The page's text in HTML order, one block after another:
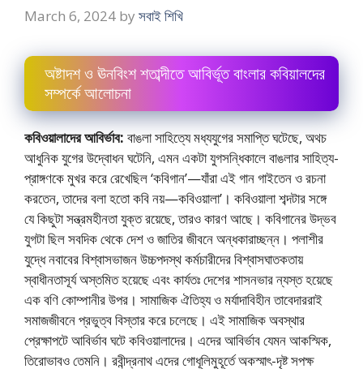
March 6, 2024 by সবাই শিখি
অষ্টাদশ ও ঊনবিংশ শতাব্দীতে আবির্ভূত বাংলার কবিয়ালদের
সম্পর্কে আলােচনা
কবিওয়ালাদের আবির্ভাব: বাঙলা সাহিত্যে মধ্যযুগের সমাপ্তি ঘটেছে, অথচ
আধুনিক যুগের উদ্বোধন ঘটেনি, এমন একটা যুগসন্ধিকালে বাঙলার সাহিত্য-
প্রাঙ্গণকে মুখর করে রেখেছিল ‘কবিগান’—যাঁরা এই গান গাইতেন ও রচনা
করতেন, তাদের বলা হতাে কবি নয়—কবিওয়ালা’। কবিওয়ালা শব্দটার সঙ্গে
যে কিছুটা সন্ত্রমহীনতা যুক্ত রয়েছে, তারও কারণ আছে। কবিগানের উদ্ভব
যুগটা ছিল সবদিক থেকে দেশ ও জাতির জীবনে অন্ধকারাচ্ছন্ন। পলাশীর
যুদ্ধে নবাবের বিশ্বাসভাজন উচ্চপদস্থ কর্মচারীদের বিশ্বাসঘাতকতায়
স্বাধীনতাসূর্য অস্তমিত হয়েছে এবং কার্যতঃ দেশের শাসনভার ন্যস্ত হয়েছে
এক বণি কোম্পানীর উপর। সামাজিক ঐতিহ্য ও মর্যাদাবিহীন তাবেদাররাই
সমাজজীবনে প্রভুত্ব বিস্তার করে চলেছে। এই সামাজিক অবস্থার
প্রেক্ষাপটে আবির্ভাব ঘটে কবিওয়ালাদের। এদের আবির্ভাব যেমন আকস্মিক,
তিরােভাবও তেমনি। রবীন্দ্রনাথ এদের গােধূলিমুহূর্তে অকস্মাৎ-দৃষ্ট সপক্ষ